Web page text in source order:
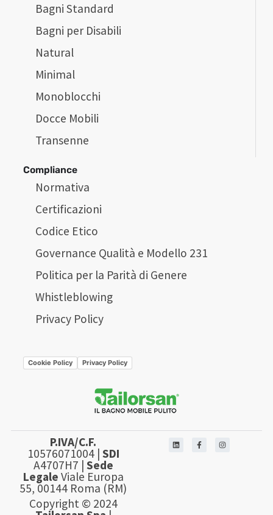
Bagni Standard
Bagni per Disabili
Natural
Minimal
Monoblocchi
Docce Mobili
Transenne
Compliance
Normativa
Certificazioni
Codice Etico
Governance Qualità e Modello 231
Politica per la Parità di Genere
Whistleblowing
Privacy Policy
Cookie Policy Privacy Policy
P.IVA/C.F.
10576071004 | SDI
A4707H7 | Sede
Legale Viale Europa
55, 00144 Roma (RM)
Copyright © 2024